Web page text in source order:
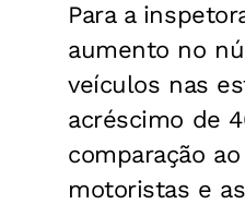
Para a
aumento no
veículos nas
acréscimo de
comparação
motoristas e